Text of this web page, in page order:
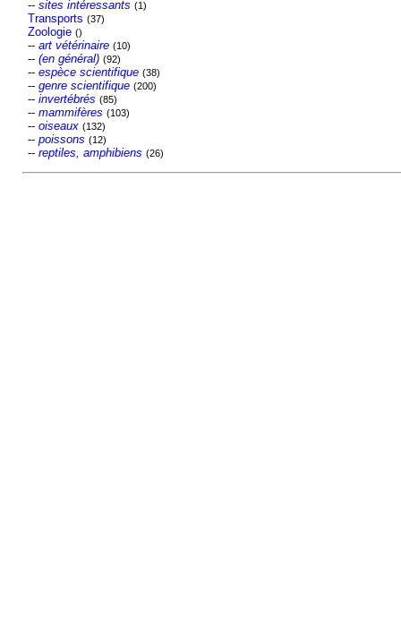
-- sites intéressants (1)
Transports (37)
Zoologie ()
-- art vétérinaire (10)
-- (en général) (92)
-- espèce scientifique (38)
-- genre scientifique (200)
-- invertébrés (85)
-- mammifères (103)
-- oiseaux (132)
-- poissons (12)
-- reptiles, amphibiens (26)